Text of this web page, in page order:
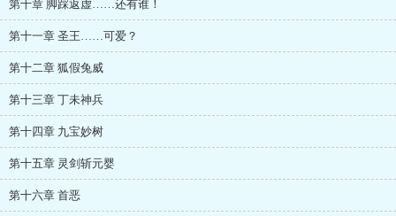
第十章 脚踩返虚……还有谁！
第十一章 圣王……可爱？
第十二章 狐假兔威
第十三章 丁未神兵
第十四章 九宝妙树
第十五章 灵剑斩元婴
第十六章 首恶